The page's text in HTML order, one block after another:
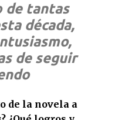
de tantas
década,
de seguir
de la novela a